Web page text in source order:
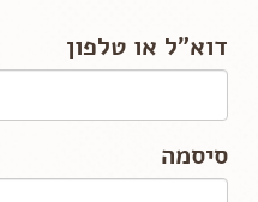
דוא"ל או טלפון
סיסמה